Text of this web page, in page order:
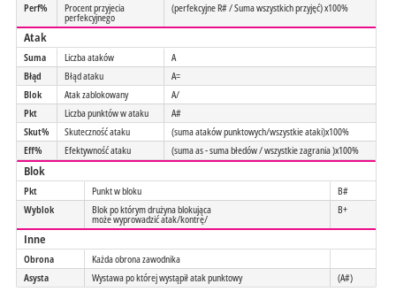
Perf%
Procent przyjecia
perfekcyjnego
(perfekcyjne R# / Suma wszystkich przyjęć) x100%
Atak
Suma Liczba ataków
A
Błąd
Błąd ataku
A=
Blok
Atak zablokowany
A/
Pkt
Liczba punktów w ataku
A#
Skut%
Skuteczność ataku
(suma ataków punktowych/wszystkie ataki)x100%
Eff%
Efektywność ataku (suma as - suma błedów / wszystkie zagrania )x100%
Blok
Pkt Punkt w bloku
B#
Wyblok
Blok po którym drużyna blokująca
może wyprowadzić atak/kontrę/
B+
Inne
Obrona
Każda obrona zawodnika
Asysta
Wystawa po której wystąpił atak punktowy (A#)